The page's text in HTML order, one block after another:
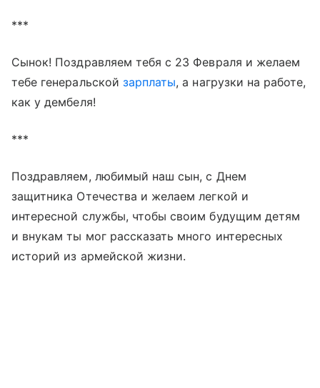
***
Сынок! Поздравляем тебя с 23 Февраля и желаем
тебе генеральской зарплаты, а нагрузки на работе,
как у дембеля!
***
Поздравляем, любимый наш сын, с Днем
защитника Отечества и желаем легкой и
интересной службы, чтобы своим будущим детям
и внукам ты мог рассказать много интересных
историй из армейской жизни.